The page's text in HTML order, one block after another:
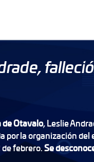
Otavalo, Leslie
por la organización del
febrero.Se